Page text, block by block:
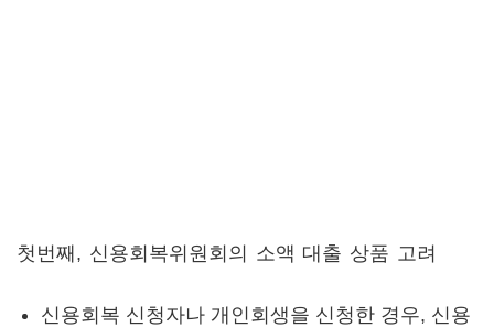
첫번째, 신용회복위원회의 소액 대출 상품 고려
신용회복 신청자나 개인회생을 신청한 경우, 신용